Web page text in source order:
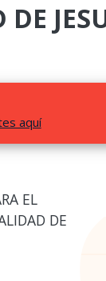
aquí
EL
DE